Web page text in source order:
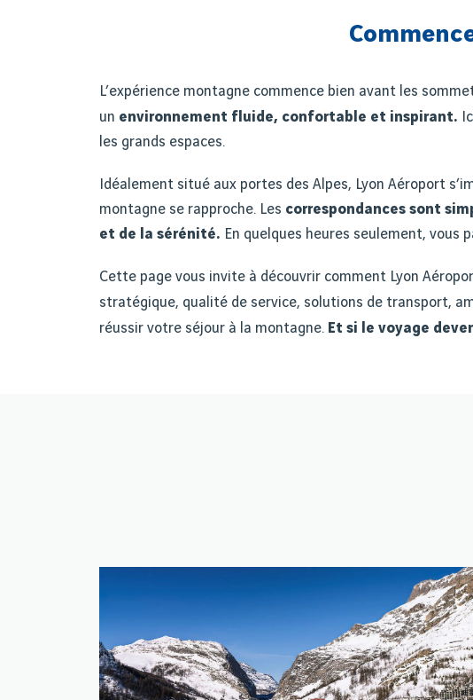
L’expérience montagne commence bien avant les
un environnement fluide, confortable et inspirant.
les grands espaces.
Idéalement situé aux portes des Alpes, Lyon Aéroport
montagne se rapproche. Les correspondances sont
et de la sérénité. En quelques heures seulement, vous
Cette page vous invite à découvrir comment Lyon
stratégique, qualité de service, solutions de transport,
réussir votre séjour à la montagne. Et si le voyage